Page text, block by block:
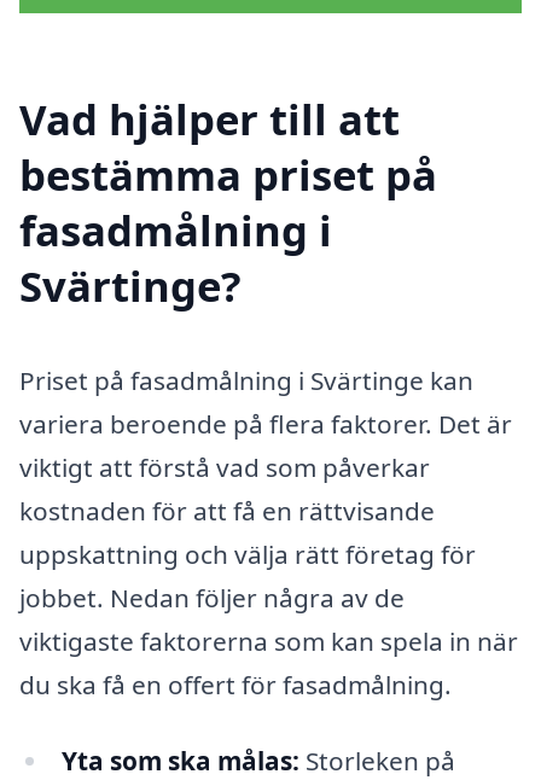
Vad hjälper till att
bestämma priset på
fasadmålning i
Svärtinge?
Priset på fasadmålning i Svärtinge kan
variera beroende på flera faktorer. Det är
viktigt att förstå vad som påverkar
kostnaden för att få en rättvisande
uppskattning och välja rätt företag för
jobbet. Nedan följer några av de
viktigaste faktorerna som kan spela in när
du ska få en offert för fasadmålning.
Yta som ska målas: Storleken på